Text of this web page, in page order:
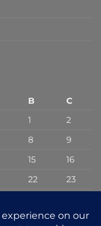
B
C
1
2
8
9
15
16
22
23